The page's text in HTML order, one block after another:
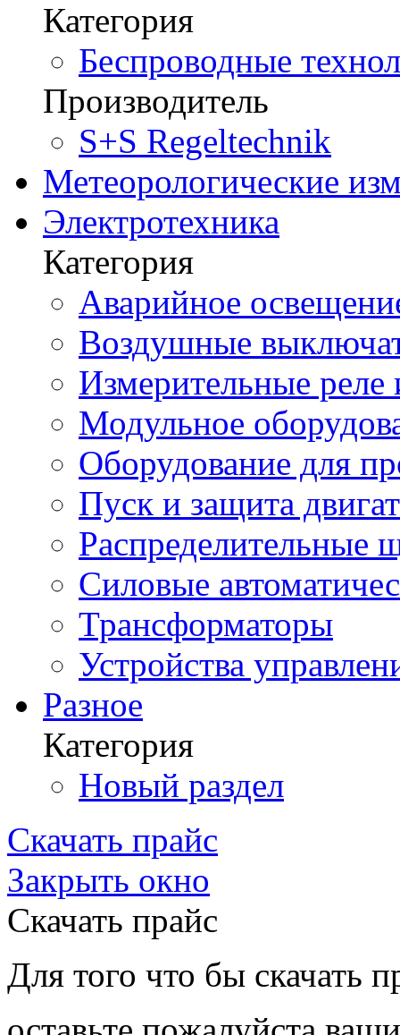
Категория
Беспроводные
Производитель
S+S Regeltechnik
Метеорологические
Электротехника
Категория
Аварийное
Воздушные
Измерительные реле
Модульное
Оборудование для
Пуск и защита
Распределительные
Силовые
Трансформаторы
Устройства
Разное
Категория
Новый раздел
Скачать прайс
Закрыть окно
Скачать прайс
Для того что бы скачать